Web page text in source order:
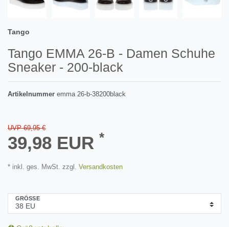
Tango
Tango EMMA 26-B - Damen Schuhe
Sneaker - 200-black
Artikelnummer emma 26-b-38200black
UVP 69,95 €
39,98 EUR *
* inkl. ges. MwSt. zzgl. Versandkosten
GRÖSSE